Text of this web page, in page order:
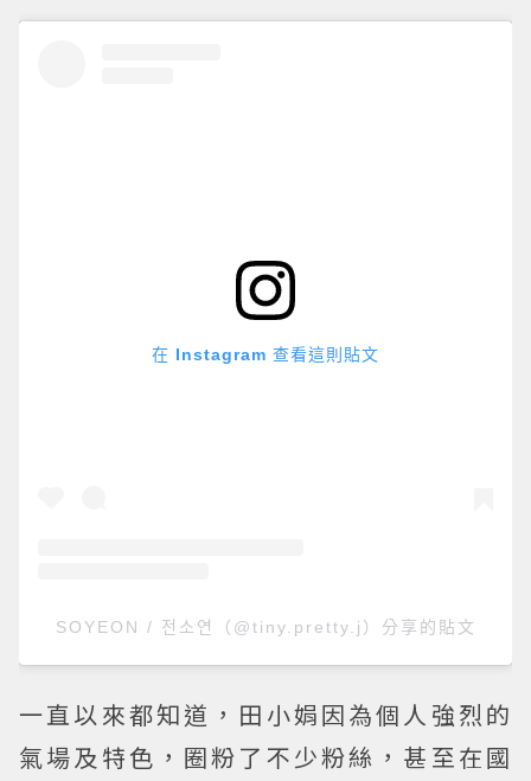
在 Instagram 查看這則貼文
SOYEON / 전소연（@tiny.pretty.j）分享的貼文
一直以來都知道，田小娟因為個人強烈的
氣場及特色，圈粉了不少粉絲，甚至在國